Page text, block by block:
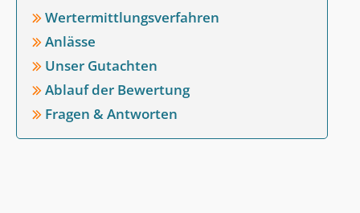
Wertermittlungsverfahren
Anlässe
Unser Gutachten
Ablauf der Bewertung
Fragen & Antworten